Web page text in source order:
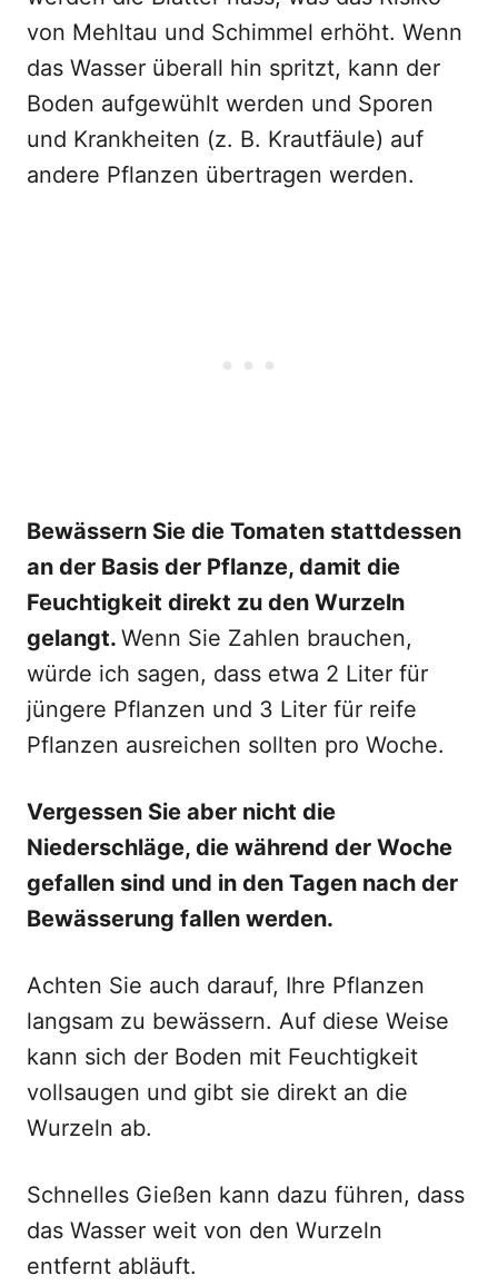
von Mehltau und Schimmel erhöht. Wenn
das Wasser überall hin spritzt, kann der
Boden aufgewühlt werden und Sporen
und Krankheiten (z. B. Krautfäule) auf
andere Pflanzen übertragen werden.
Bewässern Sie die Tomaten stattdessen
an der Basis der Pflanze, damit die
Feuchtigkeit direkt zu den Wurzeln
gelangt. Wenn Sie Zahlen brauchen,
würde ich sagen, dass etwa 2 Liter für
jüngere Pflanzen und 3 Liter für reife
Pflanzen ausreichen sollten pro Woche.
Vergessen Sie aber nicht die
Niederschläge, die während der Woche
gefallen sind und in den Tagen nach der
Bewässerung fallen werden.
Achten Sie auch darauf, Ihre Pflanzen
langsam zu bewässern. Auf diese Weise
kann sich der Boden mit Feuchtigkeit
vollsaugen und gibt sie direkt an die
Wurzeln ab.
Schnelles Gießen kann dazu führen, dass
das Wasser weit von den Wurzeln
entfernt abläuft.